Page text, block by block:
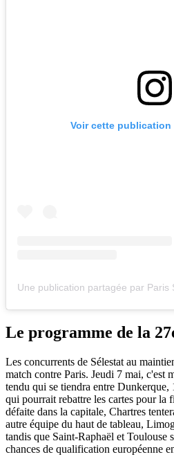
Voir cette publication
Le programme de la
Les concurrents de Sélestat au
match contre Paris. Jeudi 7 mai, c'est
tendu qui se tiendra entre Dunkerque,
qui pourrait rebattre les cartes pour la
défaite dans la capitale, Chartres
autre équipe du haut de tableau,
tandis que Saint-Raphaël et Toulouse
chances de qualification européenne